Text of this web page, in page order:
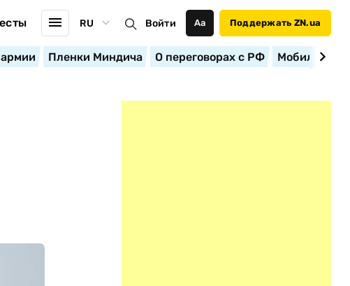
RU Войти Аа Поддержать ZN.ua
Пленки Миндича О переговорах с РФ